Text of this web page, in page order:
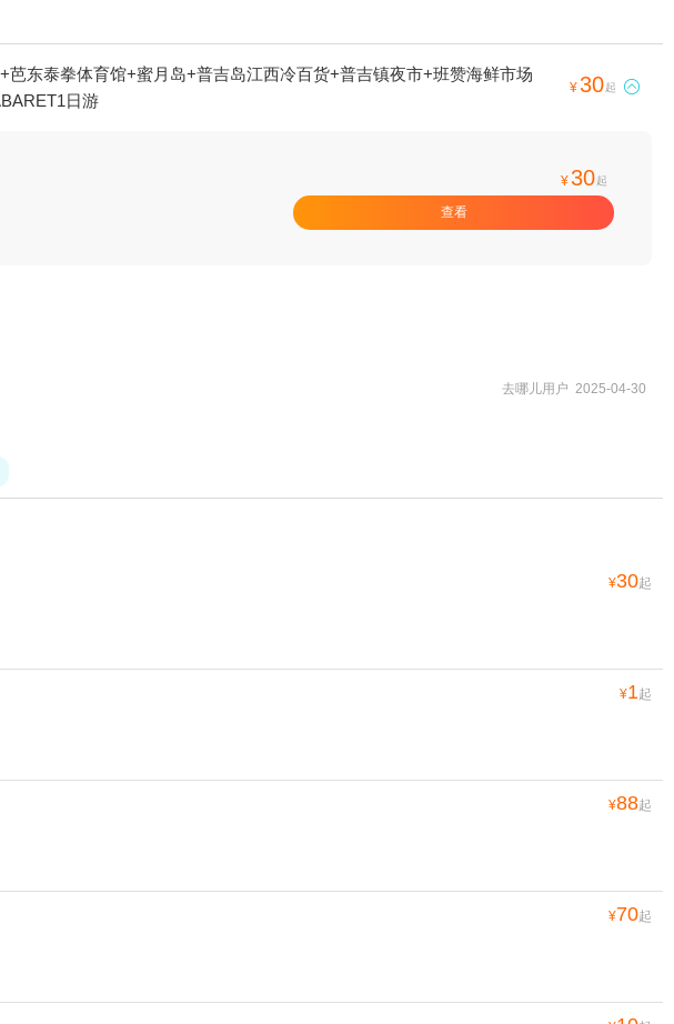
东泰拳体育馆+蜜月岛+普吉岛江西冷百货+普吉镇夜市+班赞海鲜市场
日游
¥30起 
¥30起
查看
去哪儿用户 2025-04-30
¥30起
¥1起
¥88起
¥70起